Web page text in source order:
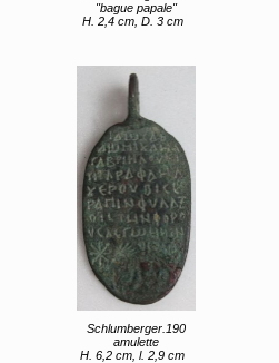
"bague papale"
H. 2,4 cm, D. 3 cm
Schlumberger.190
amulette
H. 6,2 cm, l. 2,9 cm